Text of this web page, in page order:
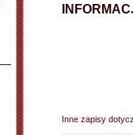
Inne zapisy